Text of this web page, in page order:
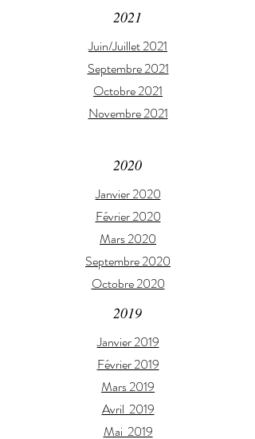
2021
Juin/Juillet 2021
Septembre 2021
Octobre 2021
Novembre 2021
2020
Janvier 2020
Février 2020
Mars 2020
Septembre 2020
Octobre 2020
2019
Janvier 2019
Février 2019
Mars 2019
Avril 2019
Mai 2019